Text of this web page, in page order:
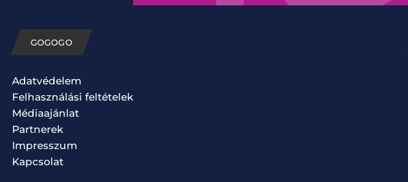
GOGOGO
Adatvédelem
Felhasználási feltételek
Médiaajánlat
Partnerek
Impresszum
Kapcsolat